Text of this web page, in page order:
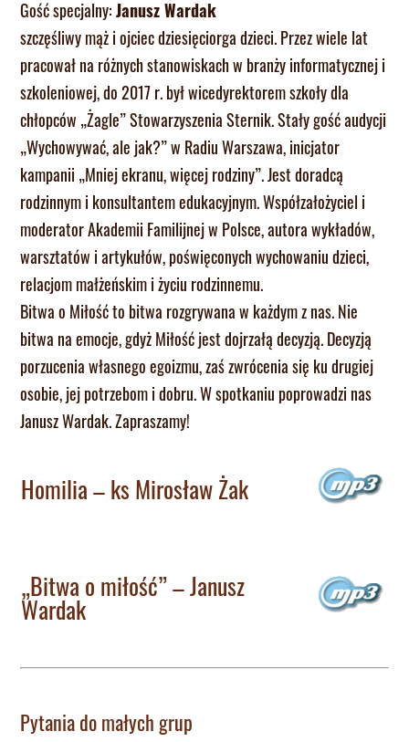
Gość specjalny:Janusz Wardak
szczęśliwy mąż i ojciec dziesięciorga dzieci. Przez wiele lat
pracował na różnych stanowiskach w branży informatycznej i
szkoleniowej, do 2017 r. był wicedyrektorem szkoły dla
chłopców „Żagle” Stowarzyszenia Sternik. Stały gość audycji
„Wychowywać, ale jak?” w Radiu Warszawa, inicjator
kampanii „Mniej ekranu, więcej rodziny”. Jest doradcą
rodzinnym i konsultantem edukacyjnym. Współzałożyciel i
moderator Akademii Familijnej w Polsce, autora wykładów,
warsztatów i artykułów, poświęconych wychowaniu dzieci,
relacjom małżeńskim i życiu rodzinnemu.
Bitwa o Miłość to bitwa rozgrywana w każdym z nas. Nie
bitwa na emocje, gdyż Miłość jest dojrzałą decyzją. Decyzją
porzucenia własnego egoizmu, zaś zwrócenia się ku drugiej
osobie, jej potrzebom i dobru. W spotkaniu poprowadzi nas
Janusz Wardak. Zapraszamy!
Homilia – ks Mirosław Żak
„Bitwa o miłość” – Janusz
Wardak
Pytania do małych grup